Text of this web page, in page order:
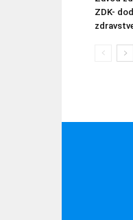
ZDK-